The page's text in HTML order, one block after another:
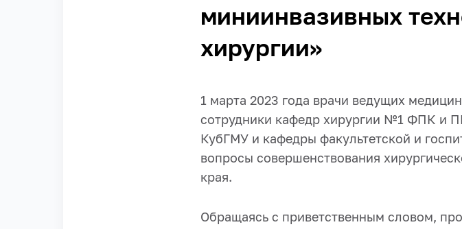
миниинвазивных
хирургии»
1 марта 2023 года врачи ведущих
сотрудники кафедр хирургии №1 ФПК
КубГМУ и кафедры факультетской и
вопросы совершенствования
края.
Обращаясь с приветственным словом,